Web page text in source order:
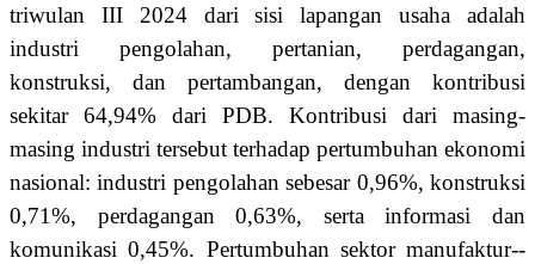
triwulan III 2024 dari sisi lapangan usaha adalah
industri pengolahan, pertanian, perdagangan,
konstruksi, dan pertambangan, dengan kontribusi
sekitar 64,94% dari PDB. Kontribusi dari masing-
masing industri tersebut terhadap pertumbuhan ekonomi
nasional: industri pengolahan sebesar 0,96%, konstruksi
0,71%, perdagangan 0,63%, serta informasi dan
komunikasi 0,45%. Pertumbuhan sektor manufaktur--